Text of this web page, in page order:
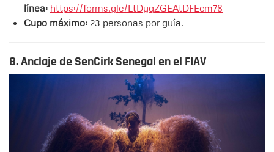
línea: https://forms.gle/LtDyqZGEAtDFEcm78
Cupo máximo: 23 personas por guía.
8. Anclaje de SenCirk Senegal en el FIAV